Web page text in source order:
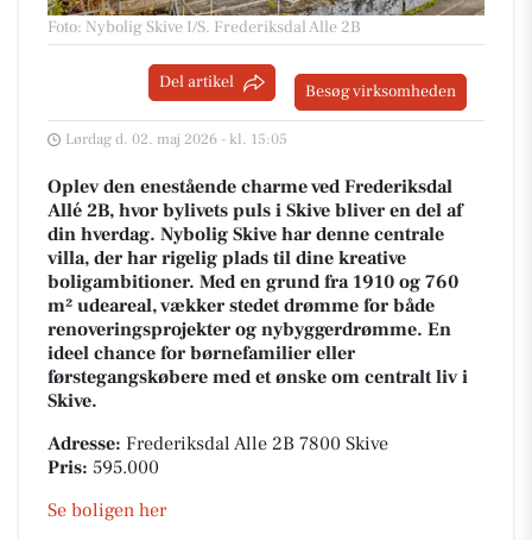
Foto: Nybolig Skive I/S. Frederiksdal Alle 2B
Del artikel Besøg virksomheden
Lørdag d. 02. maj 2026 - kl. 15:05
Oplev den enestående charme ved Frederiksdal
Allé 2B, hvor bylivets puls i Skive bliver en del af
din hverdag. Nybolig Skive har denne centrale
villa, der har rigelig plads til dine kreative
boligambitioner. Med en grund fra 1910 og 760
m² udeareal, vækker stedet drømme for både
renoveringsprojekter og nybyggerdrømme. En
ideel chance for børnefamilier eller
førstegangskøbere med et ønske om centralt liv i
Skive.
Adresse: Frederiksdal Alle 2B 7800 Skive
Pris: 595.000
Se boligen her